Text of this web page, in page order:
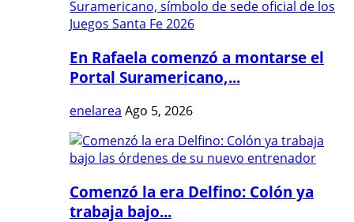
En Rafaela comenzó a montarse el
Portal Suramericano,...
enelarea Ago 5, 2026
Comenzó la era Delfino: Colón ya
trabaja bajo...